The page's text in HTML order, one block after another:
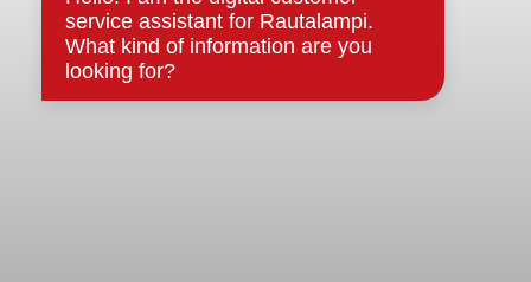
Saavutettavuusseloste
Tietosuoja
Tietosuojaselosteet